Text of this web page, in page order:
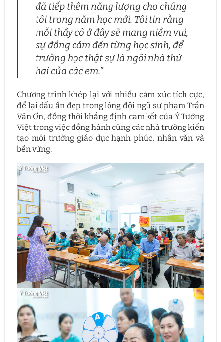
đã tiếp thêm năng lượng cho chúng
tôi trong năm học mới. Tôi tin rằng
mỗi thầy cô ở đây sẽ mang niềm vui,
sự đồng cảm đến từng học sinh, để
trường học thật sự là ngôi nhà thứ
hai của các em.”
Chương trình khép lại với nhiều cảm xúc tích cực,
để lại dấu ấn đẹp trong lòng đội ngũ sư phạm Trần
Văn Ơn, đồng thời khẳng định cam kết của Ý Tưởng
Việt trong việc đồng hành cùng các nhà trường kiến
tạo môi trường giáo dục hạnh phúc, nhân văn và
bền vững.